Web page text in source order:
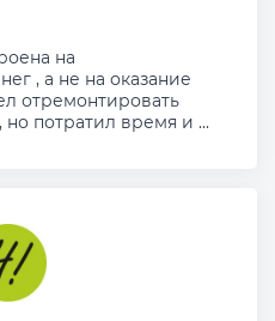
на
, а не на оказание
отремонтировать
потратил время и ...